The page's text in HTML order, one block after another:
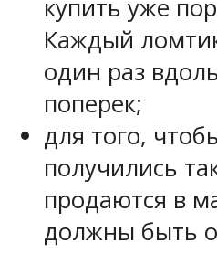
купить уже
Каждый
один раз
поперек;
для того,
получились
продаются в
должны быть